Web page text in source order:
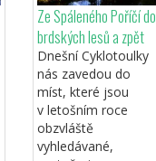
Ze Spáleného Poříčí do
brdských lesů a zpět
Dnešní Cyklotoulky
nás zavedou do
míst, které jsou
v letošním roce
obzvláště
vyhledávané,